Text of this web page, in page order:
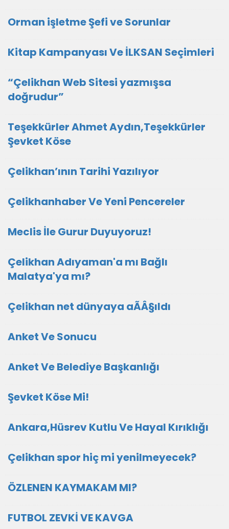
Orman işletme Şefi ve Sorunlar
Kitap Kampanyası Ve İLKSAN Seçimleri
“Çelikhan Web Sitesi yazmışsa
doğrudur”
Teşekkürler Ahmet Aydın,Teşekkürler
Şevket Köse
Çelikhan’ının Tarihi Yazılıyor
Çelikhanhaber Ve Yeni Pencereler
Meclis İle Gurur Duyuyoruz!
Çelikhan Adıyaman'a mı Bağlı
Malatya'ya mı?
Çelikhan net dünyaya aÃÂ§ıldı
Anket Ve Sonucu
Anket Ve Belediye Başkanlığı
Şevket Köse Mi!
Ankara,Hüsrev Kutlu Ve Hayal Kırıklığı
Çelikhan spor hiç mi yenilmeyecek?
ÖZLENEN KAYMAKAM MI?
FUTBOL ZEVKİ VE KAVGA